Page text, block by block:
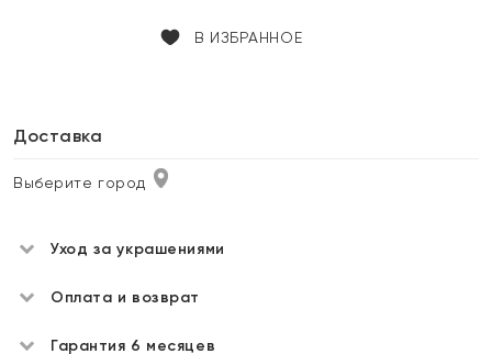
В ИЗБРАННОЕ
Доставка
Выберите город
Уход за украшениями
Оплата и возврат
Гарантия 6 месяцев